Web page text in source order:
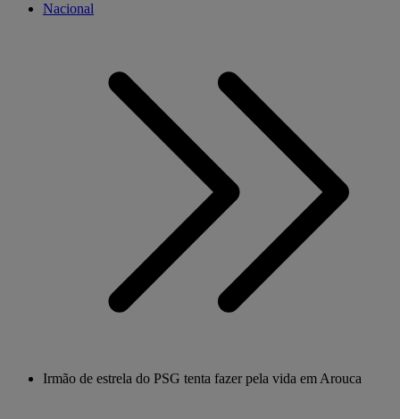
Nacional
Irmão de estrela do PSG tenta fazer pela vida em Arouca